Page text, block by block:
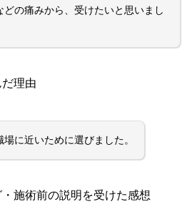
の痛みから、受けたいと思いまし
理由
に近いために選びました。
施術前の説明を受けた感想